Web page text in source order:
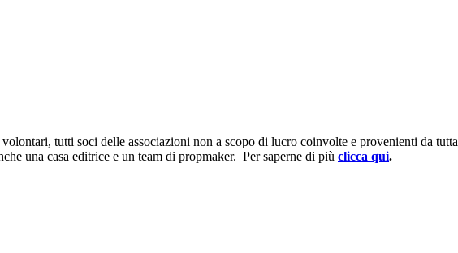
tutti soci delle associazioni non a scopo di lucro coinvolte e provenienti da
una casa editrice e un team di propmaker. Per saperne di più clicca qui.